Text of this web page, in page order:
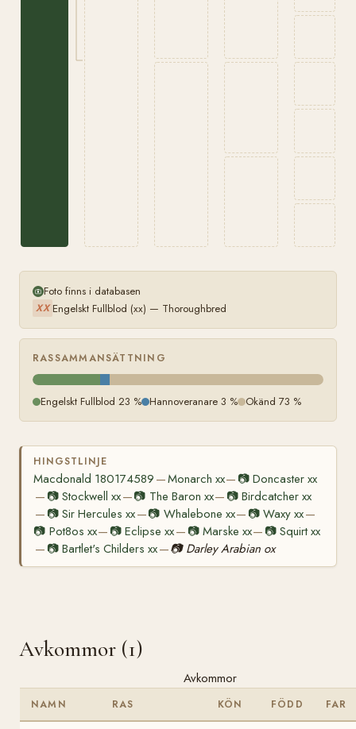
Foto finns i databasen
XX Engelskt Fullblod (xx) — Thoroughbred
RASSAMMANSÄTTNING
Engelskt Fullblod 23 % Hannoveranare 3 % Okänd 73 %
HINGSTLINJE
Macdonald 180174589 —Monarch xx— 📷Doncaster xx
— 📷Stockwell xx—📷 The Baron xx— 📷Birdcatcher xx
— 📷Sir Hercules xx—📷 Whalebone xx— 📷Waxy xx—
📷 Pot8os xx— 📷Eclipse xx— 📷 Marske xx— 📷 Squirt xx
— 📷Bartlet's Childers xx—📷 Darley Arabian ox
Avkommor (1)
Avkommor
NAMN RAS KÖN FÖDD FAR